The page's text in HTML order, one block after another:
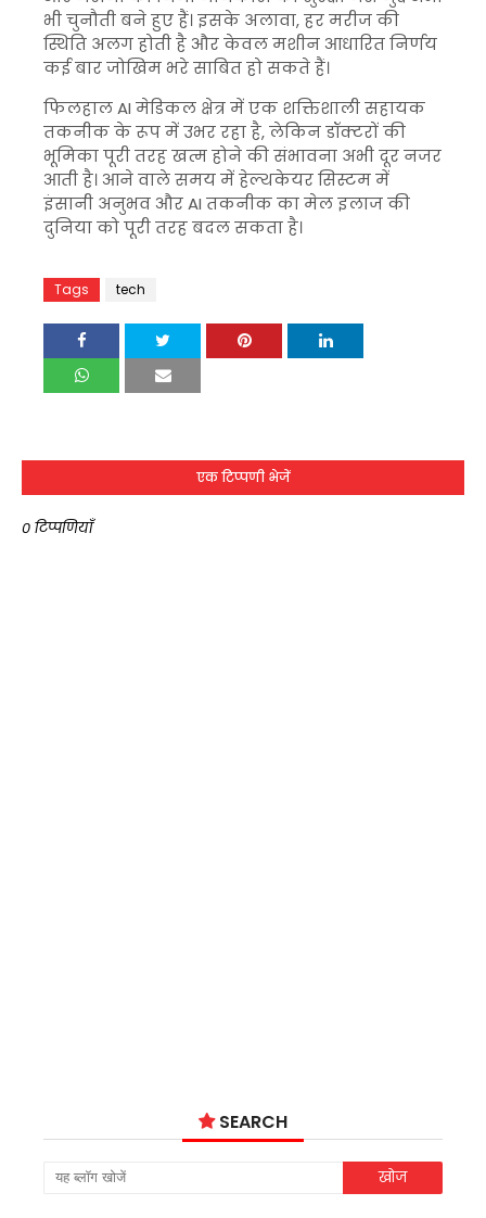
भी चुनौती बने हुए हैं। इसके अलावा, हर मरीज की
स्थिति अलग होती है और केवल मशीन आधारित निर्णय
कई बार जोखिम भरे साबित हो सकते हैं।
फिलहाल AI मेडिकल क्षेत्र में एक शक्तिशाली सहायक
तकनीक के रूप में उभर रहा है, लेकिन डॉक्टरों की
भूमिका पूरी तरह खत्म होने की संभावना अभी दूर नजर
आती है। आने वाले समय में हेल्थकेयर सिस्टम में
इंसानी अनुभव और AI तकनीक का मेल इलाज की
दुनिया को पूरी तरह बदल सकता है।
Tags tech
एक टिप्पणी भेजें
0 टिप्पणियाँ
SEARCH